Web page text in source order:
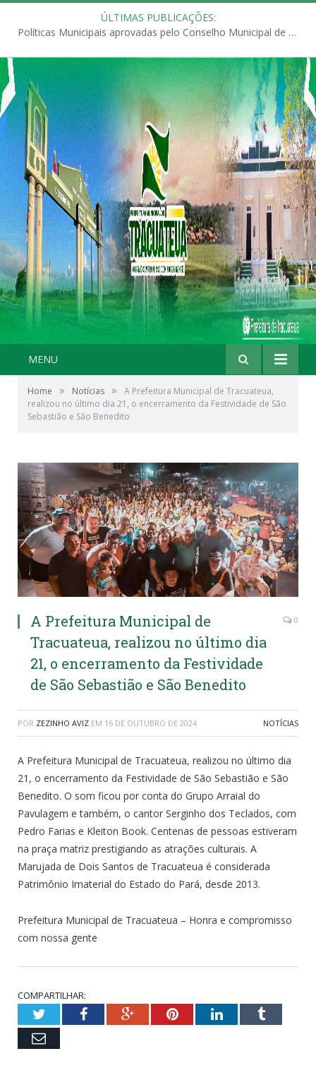
ÚLTIMAS PUBLICAÇÕES:
Políticas Municipais aprovadas pelo Conselho Municipal de Educação (CME)
MENU
Home » Notícias »
A Prefeitura Municipal de Tracuateua,
realizou no último dia 21, o encerramento da Festividade de São
Sebastião e São Benedito
A Prefeitura Municipal de
Tracuateua, realizou no último dia
21, o encerramento da Festividade
de São Sebastião e São Benedito
0
POR ZEZINHO AVIZ EM 16 DE OUTUBRO DE 2024 NOTÍCIAS
A Prefeitura Municipal de Tracuateua, realizou no último dia
21, o encerramento da Festividade de São Sebastião e São
Benedito. O som ficou por conta do Grupo Arraial do
Pavulagem e também, o cantor Serginho dos Teclados, com
Pedro Farias e Kleiton Book. Centenas de pessoas estiveram
na praça matriz prestigiando as atrações culturais. A
Marujada de Dois Santos de Tracuateua é considerada
Patrimônio Imaterial do Estado do Pará, desde 2013.
Prefeitura Municipal de Tracuateua – Honra e compromisso
com nossa gente
COMPARTILHAR:
TwitterFacebookGoogle+PinterestLinkedInTumblr
Email